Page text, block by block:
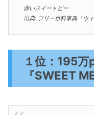
赤いスイートピー
出典: フリー百科事典『ウ
１位：195万
『SWEET